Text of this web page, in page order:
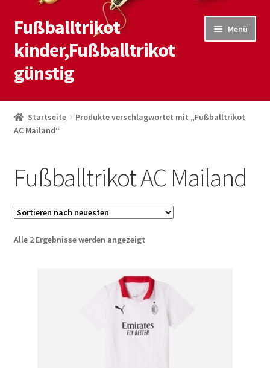
Zur
Navigation
springen
Zum
Inhalt
springen
Fußballtrikot
kinder,Fußballtrikot
günstig
Menü
Start
Blog
Startseite
Produkte verschlagwortet mit „Fußballtrikot
AC Mailand“
Fußballtrikot AC Mailand
Alle 2 Ergebnisse werden angezeigtNach